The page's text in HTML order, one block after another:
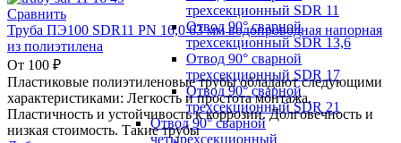
трехсекционный SDR 11
Отвод 90° сварной
трехсекционный SDR 13,6
Отвод 90° сварной
трехсекционный SDR 17
Отвод 90° сварной
трехсекционный SDR 21
Отвод 90° сварной
четырехсекционный
Сравнить
Труба ПЭ100 SDR11 PN 16,0 63 мм водопроводная напорная
из полиэтилена
От 100 ₽
Пластиковые полиэтиленовые трубы обладают следующими
характеристиками: Легкость и простота монтажа.
Пластичность и устойчивость к коррозии. Долговечность и
низкая стоимость. Такие трубы